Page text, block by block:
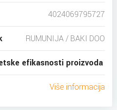
4024069795727
RUMUNIJA / BAKI DOO
efikasnosti proizvoda
Više informacija